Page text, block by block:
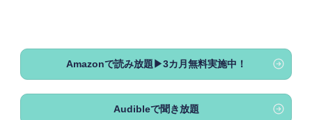
Amazonで読み放題▶3カ月無料実施中！
Audibleで聞き放題